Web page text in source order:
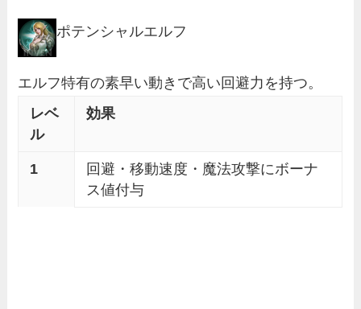
ポテンシャルエルフ
エルフ特有の素早い動きで高い回避力を持つ。
レベ
ル
効果
1
回避・移動速度・魔法攻撃にボーナ
ス値付与